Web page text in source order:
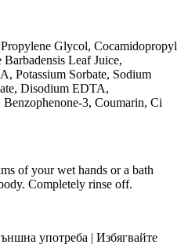
Glycol, Cocamidopropyl
Leaf Juice,
Potassium Sorbate, Sodium
Disodium EDTA,
3, Coumarin, Ci
of your wet hands or a bath
Completely rinse off.
употреба | Избягвайте